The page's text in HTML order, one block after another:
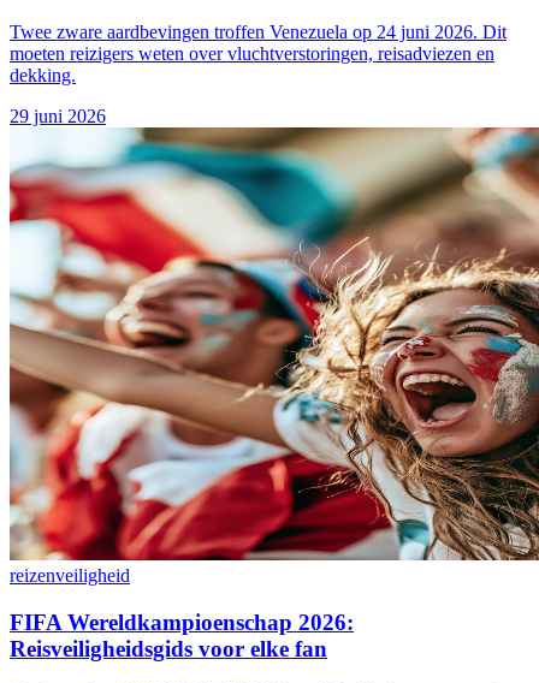
Twee zware aardbevingen troffen Venezuela op 24 juni 2026. Dit
moeten reizigers weten over vluchtverstoringen, reisadviezen en
dekking.
29 juni 2026
reizenveiligheid
FIFA Wereldkampioenschap 2026:
Reisveiligheidsgids voor elke fan